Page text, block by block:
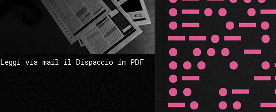
Leggi via mail il Dispaccio in PDF